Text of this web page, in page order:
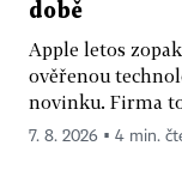
době
Apple letos
ověřenou
novinku. Firma
7. 8. 2026 ▪ 4 min.